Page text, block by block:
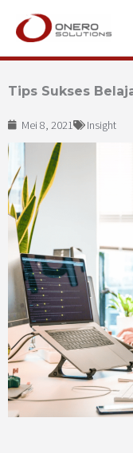
Lewati
Tips Sukses
Mei 8, 2021 Insight